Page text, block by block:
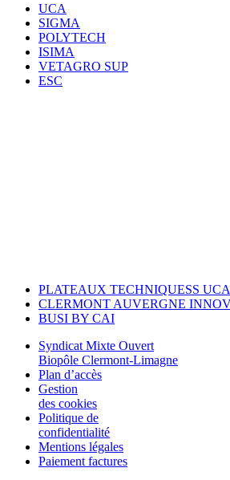
UCA
SIGMA
POLYTECH
ISIMA
VETAGRO SUP
ESC
PLATEAUX TECHNIQUESS
CLERMONT AUVERGNE
BUSI BY CAI
Syndicat Mixte Ouvert
Biopôle Clermont-Limagne
Plan d’accès
Gestion
des cookies
Politique de
confidentialité
Mentions légales
Paiement factures